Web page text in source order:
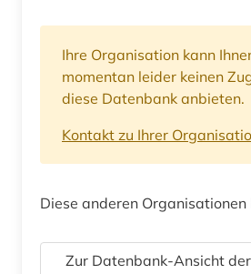
Ihre Organisation kann
momentan leider keinen
diese Datenbank anbieten.
Kontakt zu Ihrer
Diese anderen Organisationen
Zur Datenbank-Ansicht